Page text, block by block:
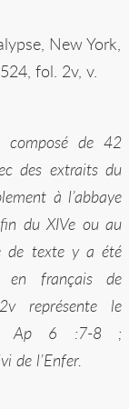
New York,
fol. 2v, v.
de 42
des extraits du
à l’abbaye
du XIVe ou au
de texte y a été
en français de
représente le
Ap 6 :7-8 ;
de l’Enfer.